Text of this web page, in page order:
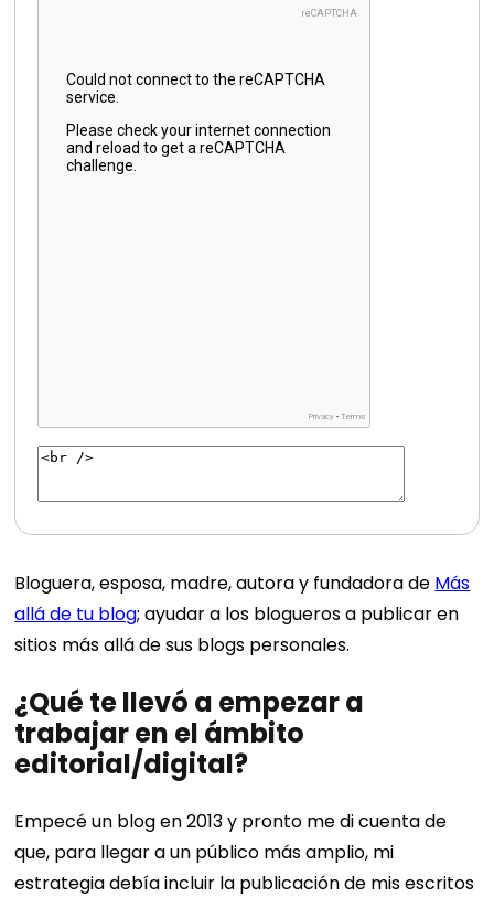
Bloguera, esposa, madre, autora y fundadora de Más
allá de tu blog; ayudar a los blogueros a publicar en
sitios más allá de sus blogs personales.
¿Qué te llevó a empezar a
trabajar en el ámbito
editorial/digital?
Empecé un blog en 2013 y pronto me di cuenta de
que, para llegar a un público más amplio, mi
estrategia debía incluir la publicación de mis escritos